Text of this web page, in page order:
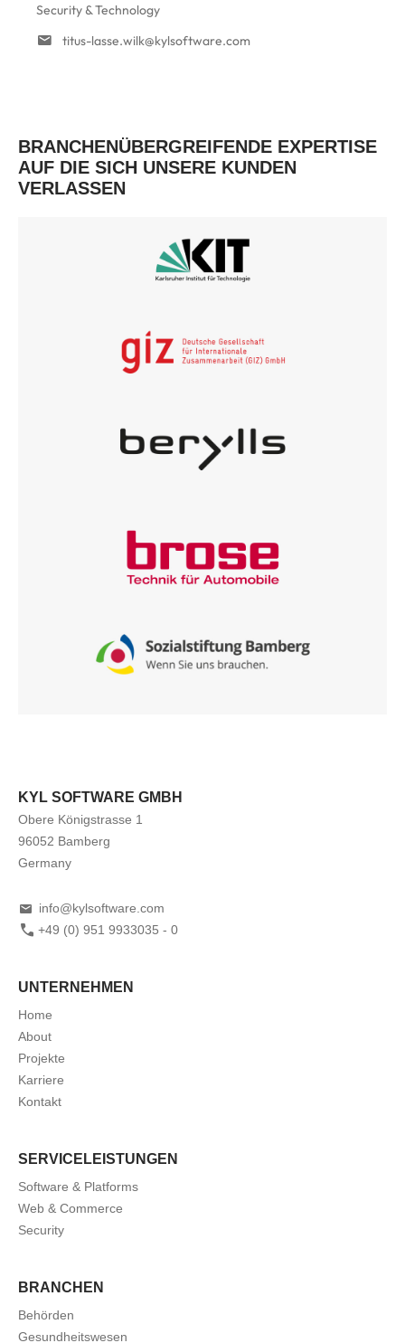
Security & Technology
titus-lasse.wilk@kylsoftware.com
BRANCHENÜBERGREIFENDE EXPERTISE
AUF DIE SICH UNSERE KUNDEN
VERLASSEN
KYL SOFTWARE GMBH
Obere Königstrasse 1
96052 Bamberg
Germany
info@kylsoftware.com
+49 (0) 951 9933035 - 0
UNTERNEHMEN
Home
About
Projekte
Karriere
Kontakt
SERVICELEISTUNGEN
Software & Platforms
Web & Commerce
Security
BRANCHEN
Behörden
Gesundheitswesen